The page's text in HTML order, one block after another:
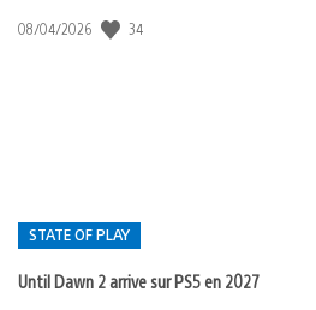
Date
08/04/2026 34
STATE OF PLAY
Until Dawn 2 arrive sur PS5 en 2027